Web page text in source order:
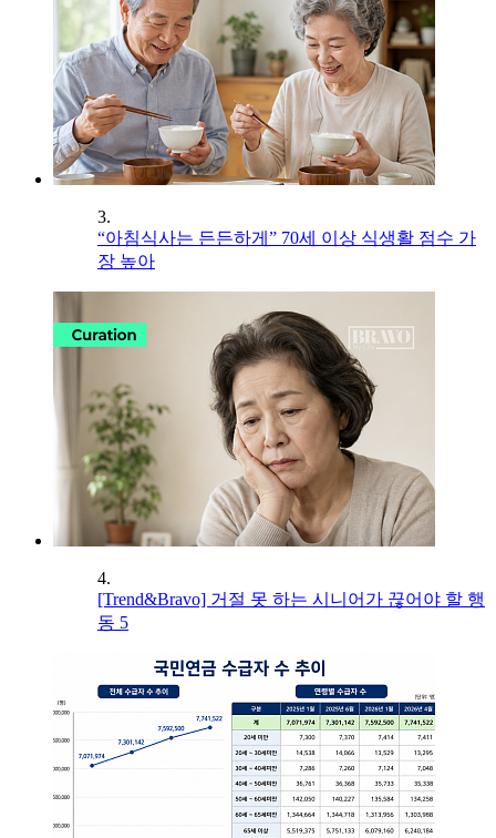
3.
“아침식사는 든든하게” 70세 이상 식생활 점수 가
장 높아
4.
[Trend&Bravo] 거절 못 하는 시니어가 끊어야 할 행
동 5